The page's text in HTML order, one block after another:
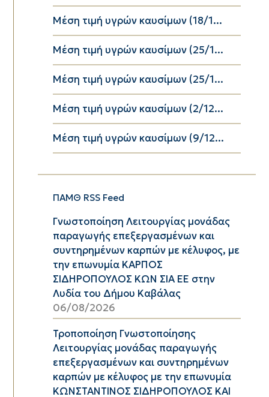
Μέση τιμή υγρών καυσίμων (18/1...
Μέση τιμή υγρών καυσίμων (25/1...
Μέση τιμή υγρών καυσίμων (25/1...
Μέση τιμή υγρών καυσίμων (2/12...
Μέση τιμή υγρών καυσίμων (9/12...
ΠΑΜΘ RSS Feed
Γνωστοποίηση Λειτουργίας μονάδας
παραγωγής επεξεργασμένων και
συντηρημένων καρπών με κέλυφος, με
την επωνυμία ΚΑΡΠΟΣ
ΣΙΔΗΡΟΠΟΥΛΟΣ ΚΩΝ ΣΙΑ ΕΕ στην
Λυδία του Δήμου Καβάλας
06/08/2026
Τροποποίηση Γνωστοποίησης
Λειτουργίας μονάδας παραγωγής
επεξεργασμένων και συντηρημένων
καρπών με κέλυφος με την επωνυμία
ΚΩΝΣΤΑΝΤΙΝΟΣ ΣΙΔΗΡΟΠΟΥΛΟΣ ΚΑΙ